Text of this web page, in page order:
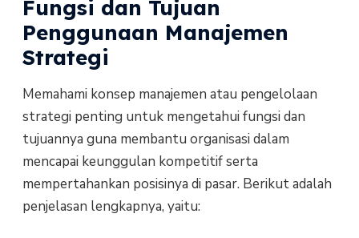
Fungsi dan Tujuan
Penggunaan Manajemen
Strategi
Memahami konsep manajemen atau pengelolaan
strategi penting untuk mengetahui fungsi dan
tujuannya guna membantu organisasi dalam
mencapai keunggulan kompetitif serta
mempertahankan posisinya di pasar. Berikut adalah
penjelasan lengkapnya, yaitu: